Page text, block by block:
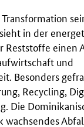
in der
Reststoffe einen
und
Besonders
Recycling,
Die
wachsendes